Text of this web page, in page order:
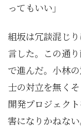
ってもいい」
組坂は冗談混じ
言した。この通
で進んだ。小林
士の対立を無く
開発プロジェク
害になりかねな